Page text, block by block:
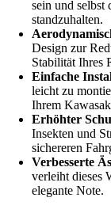
sein und selbst
standzuhalten.
Design zur
Stabilität Ihres
Einfache
leicht zu
Ihrem
Erhöhter
Insekten und
sichereren
Verbesserte
verleiht dieses
elegante Note.